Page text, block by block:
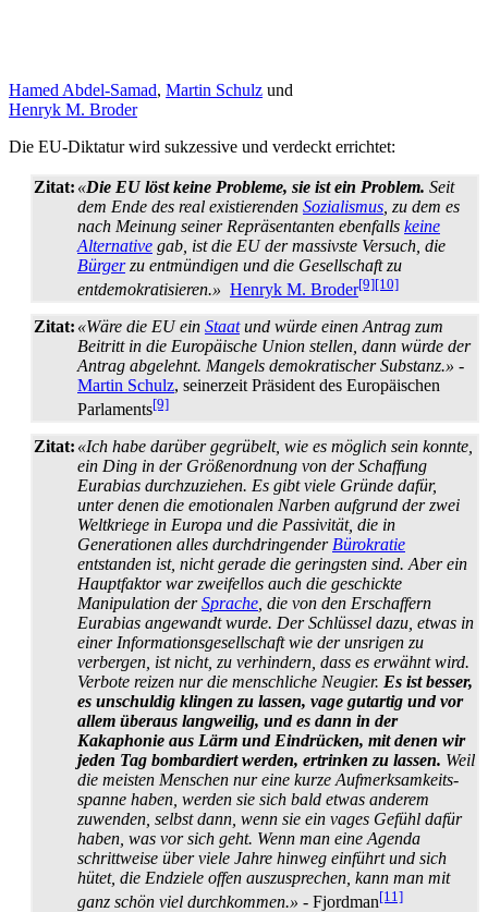
Hamed Abdel-Samad, Martin Schulz und
Henryk M. Broder
Die EU-Diktatur wird sukzessive und verdeckt errichtet:
Zitat: «Die EU löst keine Probleme, sie ist ein Problem. Seit
dem Ende des real existierenden Sozialismus , zu dem es
nach Meinung seiner Repräsentanten ebenfalls keine
Alternative gab, ist die EU der massivste Versuch, die
Bürgerzu entmündigen und die Gesellschaft zu
entdemokratisieren.» Henryk M. Broder[9][10]
Zitat: «Wäre die EU ein Staatund würde einen Antrag zum
Beitritt in die Europäische Union stellen, dann würde der
Antrag abgelehnt. Mangels demokratischer Substanz.» -
Martin Schulz, seinerzeit Präsident des Europäischen
Parlaments[9]
Zitat: «Ich habe darüber gegrübelt, wie es möglich sein konnte,
ein Ding in der Größenordnung von der Schaffung
Eurabias durchzuziehen. Es gibt viele Gründe dafür,
unter denen die emotionalen Narben aufgrund der zwei
Weltkriege in Europa und die Passivität, die in
Generationen alles durchdringender Bürokratie
entstanden ist, nicht gerade die geringsten sind. Aber ein
Hauptfaktor war zweifellos auch die geschickte
Manipulation derSprache , die von den Erschaffern
Eurabias angewandt wurde. Der Schlüssel dazu, etwas in
einer Informations­gesellschaft wie der unsrigen zu
verbergen, ist nicht, zu verhindern, dass es erwähnt wird.
Verbote reizen nur die menschliche Neugier. Es ist besser,
es unschuldig klingen zu lassen, vage gutartig und vor
allem überaus langweilig, und es dann in der
Kakaphonie aus Lärm und Eindrücken, mit denen wir
jeden Tag bombardiert werden, ertrinken zu lassen. Weil
die meisten Menschen nur eine kurze Auf­merksam­keits­
spanne haben, werden sie sich bald etwas anderem
zuwenden, selbst dann, wenn sie ein vages Gefühl dafür
haben, was vor sich geht. Wenn man eine Agenda
schrittweise über viele Jahre hinweg einführt und sich
hütet, die Endziele offen auszusprechen, kann man mit
ganz schön viel durchkommen.» - Fjordman[11]